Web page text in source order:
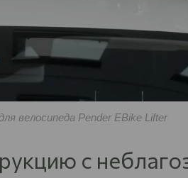
велосипеда Pender EBike Lifter
с